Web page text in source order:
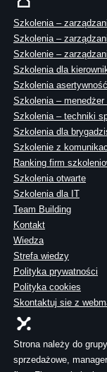
Szkolenia –
Szkolenia –
Szkolenie –
Szkolenia dla
Szkolenia asertywność
Szkolenia –
Szkolenia – techniki
Szkolenia dla
Szkolenie z
Ranking firm
Szkolenia otwarte
Szkolenia dla IT
Team Building
Kontakt
Wiedza
Strefa wiedzy
Polityka prywatności
Polityka cookies
Skontaktuj sie z
Strona należy do
sprzedażowe,